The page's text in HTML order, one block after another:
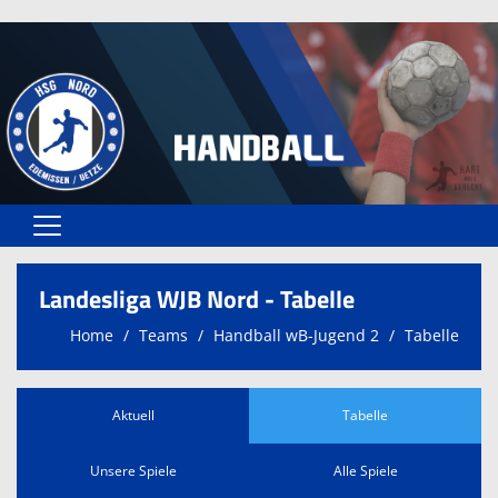
Home
Landesliga WJB Nord - Tabelle
Home Teams Handball wB-Jugend 2 Tabelle
Aktuell Tabelle
Unsere Spiele Alle Spiele